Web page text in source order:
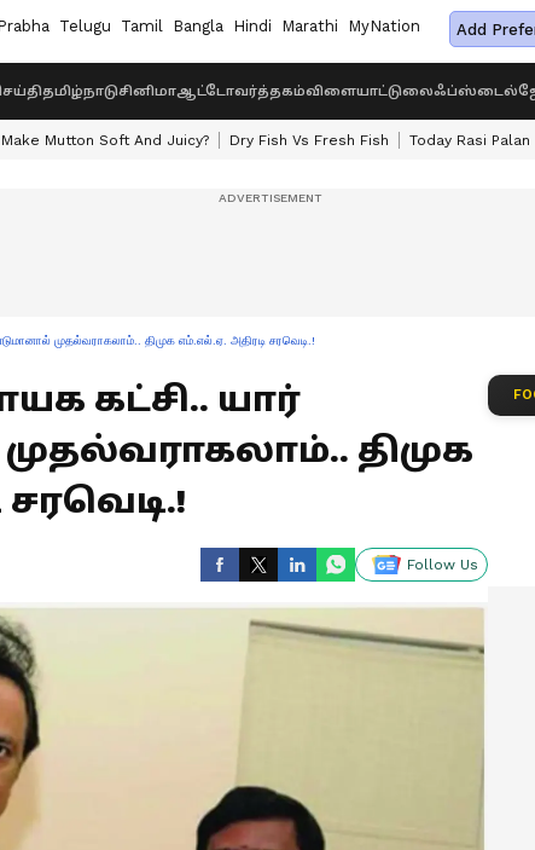
Telugu Tamil Bangla Hindi Marathi MyNation Add
தமிழ்நாடுசினிமாஆட்டோவர்த்தகம்விளையாட்டுலைஃப்ஸ்டைல்
Mutton Soft And Juicy? Dry Fish Vs Fresh Fish Today Rasi Palan
முதல்வராகலாம்.. திமுக எம்.எல்.ஏ. அதிரடி சரவெடி.!
கட்சி.. யார்
திமுக
Follow Us